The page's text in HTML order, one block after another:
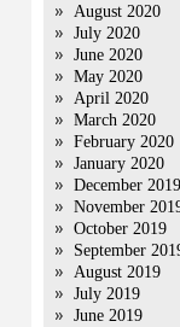
August 2020
July 2020
June 2020
May 2020
April 2020
March 2020
February 2020
January 2020
December 2019
November
October 2019
September
August 2019
July 2019
June 2019